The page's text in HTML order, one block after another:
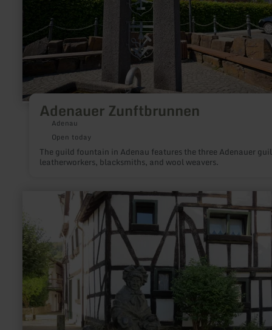
Adenauer Zunftbrunnen
Adenau
Open today
The guild fountain in Adenau features the three Adenauer
leatherworkers, blacksmiths, and wool weavers.
about:
Historic
district
Buttermarkt